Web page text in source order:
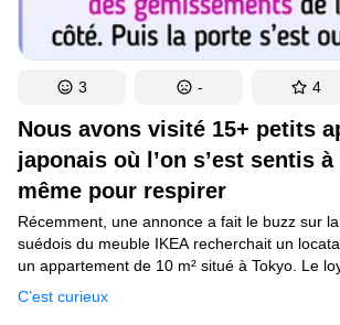
Nous avons visité 15+ petits
japonais où l’on s’est sentis à
même pour respirer
C’est curieux
Récemment, une annonce a fait le buzz sur
suédois du meuble IKEA recherchait un
un appartement de 10 m² situé à Tokyo. Le
un si petit appartement était inférieur à 1 $.
promotion était de démontrer que l’on peut
3 - 4